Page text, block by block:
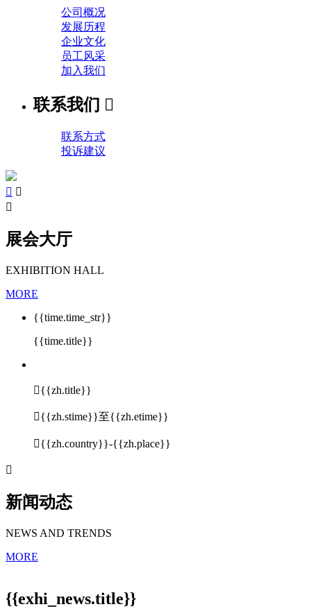
公司概况
发展历程
企业文化
员工风采
加入我们
联系我们 
联系方式
投诉建议
 

展会大厅
EXHIBITION HALL
MORE
{{time.time_str}}
{{time.title}}
{{zh.title}}
{{zh.stime}}至{{zh.etime}}
{{zh.country}}-{{zh.place}}

新闻动态
NEWS AND TRENDS
MORE
{{exhi_news.title}}